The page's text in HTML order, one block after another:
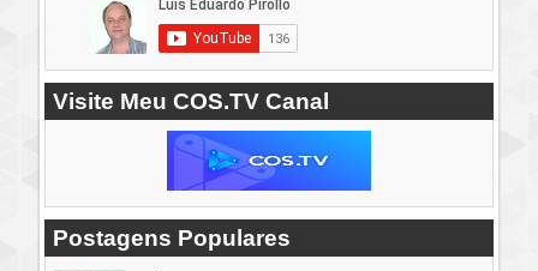
Visite Meu COS.TV Canal
Postagens Populares